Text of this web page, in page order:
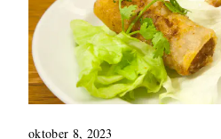
oktober 8, 2023